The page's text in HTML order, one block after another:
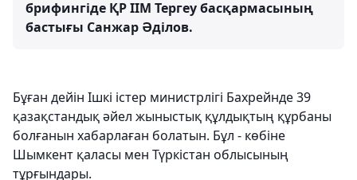
брифингіде ҚР ІІМ Тергеу басқармасының
бастығы Санжар Әділов.
Бұған дейін Ішкі істер министрлігі Бахрейнде 39
қазақстандық әйел жыныстық құлдықтың құрбаны
болғанын хабарлаған болатын. Бұл - көбіне
Шымкент қаласы мен Түркістан облысының
тұрғындары.